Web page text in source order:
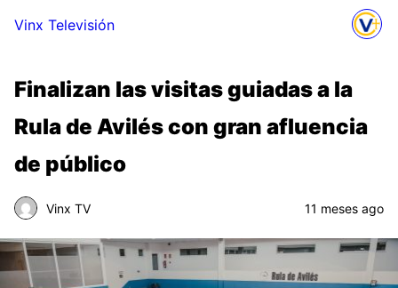
Vinx Televisión
Finalizan las visitas guiadas a la
Rula de Avilés con gran afluencia
de público
Vinx TV 11 meses ago